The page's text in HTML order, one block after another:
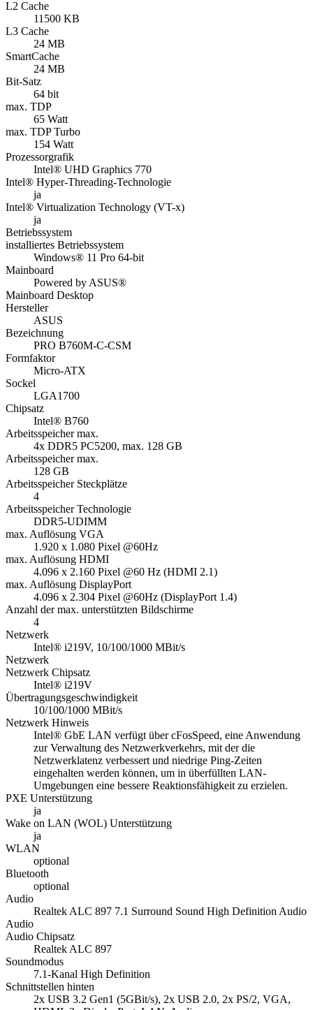
L2 Cache
11500 KB
L3 Cache
24 MB
SmartCache
24 MB
Bit-Satz
64 bit
max. TDP
65 Watt
max. TDP Turbo
154 Watt
Prozessorgrafik
Intel® UHD Graphics 770
Intel® Hyper-Threading-Technologie
ja
Intel® Virtualization Technology (VT-x)
ja
Betriebssystem
installiertes Betriebssystem
Windows® 11 Pro 64-bit
Mainboard
Powered by ASUS®
Mainboard Desktop
Hersteller
ASUS
Bezeichnung
PRO B760M-C-CSM
Formfaktor
Micro-ATX
Sockel
LGA1700
Chipsatz
Intel® B760
Arbeitsspeicher max.
4x DDR5 PC5200, max. 128 GB
Arbeitsspeicher max.
128 GB
Arbeitsspeicher Steckplätze
4
Arbeitsspeicher Technologie
DDR5-UDIMM
max. Auflösung VGA
1.920 x 1.080 Pixel @60Hz
max. Auflösung HDMI
4.096 x 2.160 Pixel @60 Hz (HDMI 2.1)
max. Auflösung DisplayPort
4.096 x 2.304 Pixel @60Hz (DisplayPort 1.4)
Anzahl der max. unterstützten Bildschirme
4
Netzwerk
Intel® i219V, 10/100/1000 MBit/s
Netzwerk
Netzwerk Chipsatz
Intel® i219V
Übertragungsgeschwindigkeit
10/100/1000 MBit/s
Netzwerk Hinweis
Intel® GbE LAN verfügt über cFosSpeed, eine Anwendung
zur Verwaltung des Netzwerkverkehrs, mit der die
Netzwerklatenz verbessert und niedrige Ping-Zeiten
eingehalten werden können, um in überfüllten LAN-
Umgebungen eine bessere Reaktionsfähigkeit zu erzielen.
PXE Unterstützung
ja
Wake on LAN (WOL) Unterstützung
ja
WLAN
optional
Bluetooth
optional
Audio
Realtek ALC 897 7.1 Surround Sound High Definition Audio
Audio
Audio Chipsatz
Realtek ALC 897
Soundmodus
7.1-Kanal High Definition
Schnittstellen hinten
2x USB 3.2 Gen1 (5GBit/s), 2x USB 2.0, 2x PS/2, VGA,